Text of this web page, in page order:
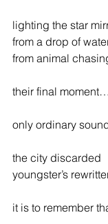
lighting the star
from a drop of
from animal
their final moment…
only ordinary
the city discarded
youngster’s
it is to remember